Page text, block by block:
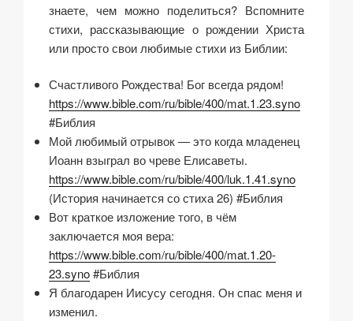
знаете, чем можно поделиться? Вспомните
стихи, рассказывающие о рождении Христа
или просто свои любимые стихи из Библии:
Счастливого Рождества! Бог всегда рядом!
https://www.bible.com/ru/bible/400/mat.1.23.syno
#Библия
Мой любимый отрывок — это когда младенец
Иоанн взыграл во чреве Елисаветы.
https://www.bible.com/ru/bible/400/luk.1.41.syno
(История начинается со стиха 26) #Библия
Вот краткое изложение того, в чём
заключается моя вера:
https://www.bible.com/ru/bible/400/mat.1.20-
23.syno#Библия
Я благодарен Иисусу сегодня. Он спас меня и
изменил.